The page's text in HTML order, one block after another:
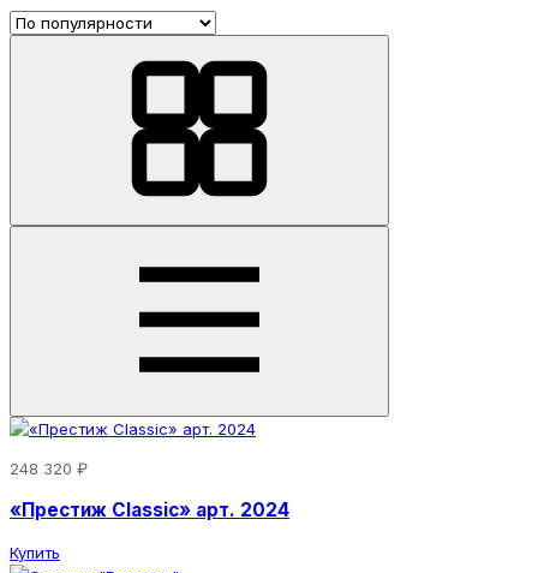
248 320 ₽
«Престиж Classic» арт. 2024
Купить